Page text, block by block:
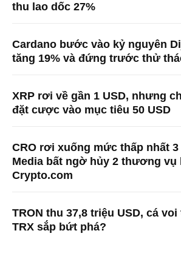
thu lao dốc 27%
Cardano bước vào kỷ nguyên
tăng 19% và đứng trước thử
XRP rơi về gần 1 USD, nhưng
đặt cược vào mục tiêu 50 USD
CRO rơi xuống mức thấp nhất 3
Media bất ngờ hủy 2 thương
Crypto.com
TRON thu 37,8 triệu USD, cá
TRX sắp bứt phá?